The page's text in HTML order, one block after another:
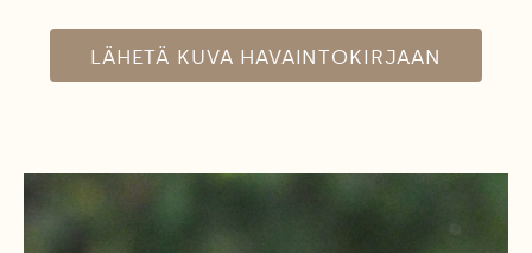
LÄHETÄ KUVA HAVAINTOKIRJAAN